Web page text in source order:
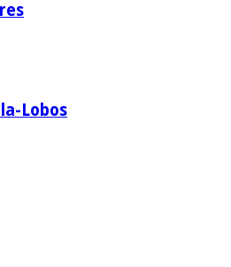
Lobos